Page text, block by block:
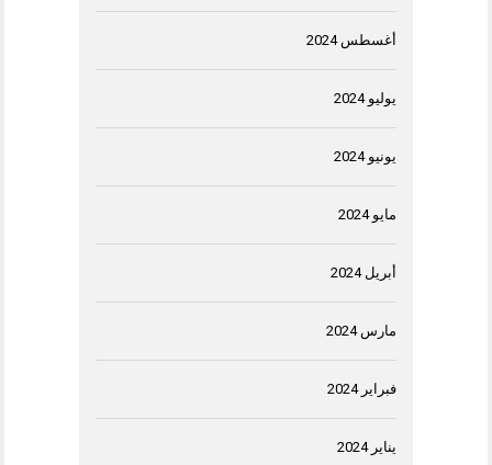
أغسطس 2024
يوليو 2024
يونيو 2024
مايو 2024
أبريل 2024
مارس 2024
فبراير 2024
يناير 2024